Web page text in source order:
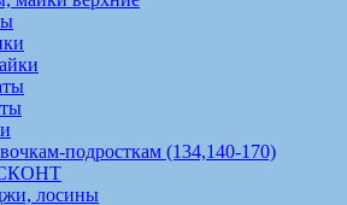
подросткам (134,140-170)
лосины